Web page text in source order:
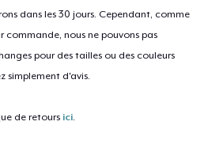
dans les 30 jours. Cependant, comme
commande, nous ne pouvons pas
pour des tailles ou des couleurs
simplement d'avis.
de retours ici.